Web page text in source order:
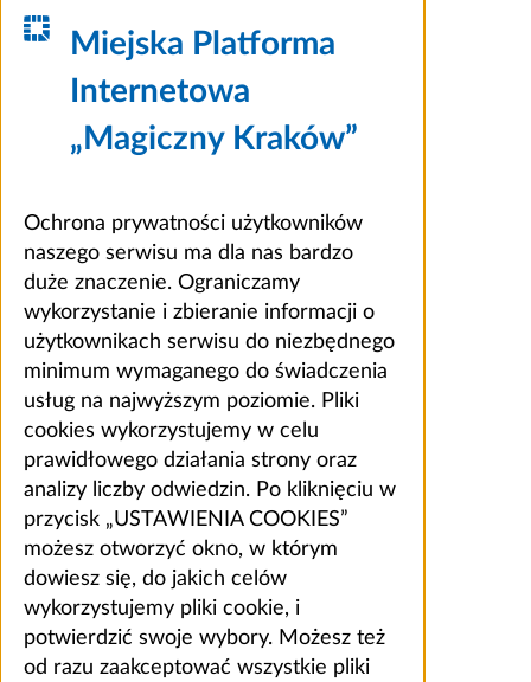
Miejska Platforma
Internetowa
„Magiczny Kraków”
Ochrona prywatności użytkowników
naszego serwisu ma dla nas bardzo
duże znaczenie. Ograniczamy
wykorzystanie i zbieranie informacji o
użytkownikach serwisu do niezbędnego
minimum wymaganego do świadczenia
usług na najwyższym poziomie. Pliki
cookies wykorzystujemy w celu
prawidłowego działania strony oraz
analizy liczby odwiedzin. Po kliknięciu w
przycisk „USTAWIENIA COOKIES”
możesz otworzyć okno, w którym
dowiesz się, do jakich celów
wykorzystujemy pliki cookie, i
potwierdzić swoje wybory. Możesz też
od razu zaakceptować wszystkie pliki